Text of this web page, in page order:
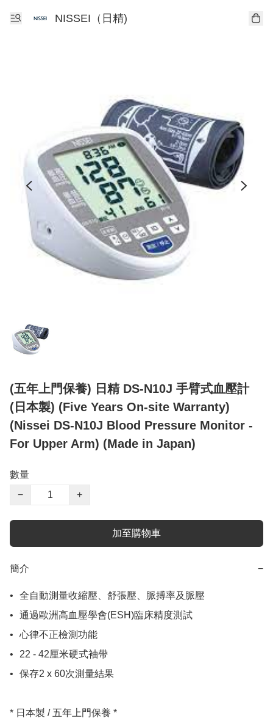
NISSEI（日精)
(五年上門保養) 日精 DS-N10J 手臂式血壓計
(日本製) (Five Years On-site Warranty)
(Nissei DS-N10J Blood Pressure Monitor -
For Upper Arm) (Made in Japan)
數量
−
+
加至購物車
簡介 −
•	全自動測量收縮壓、舒張壓、脈搏率及脈壓
•	通過歐洲高血壓學會(ESH)臨床精度測試
•	心律不正檢測功能
•	22 - 42厘米硬式袖帶
•	保存2 x 60次測量結果
* 日本製 / 五年上門保養 *